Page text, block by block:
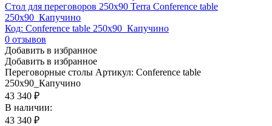
Стол для переговоров 250х90 Terra Conference table
250x90_Капучино
Код: Conference table 250x90_Капучино
0 отзывов
Добавить в избранное
Добавить в избранное
Переговорные столы Артикул: Conference table
250x90_Капучино
43 340 ₽
В наличии:
43 340 ₽